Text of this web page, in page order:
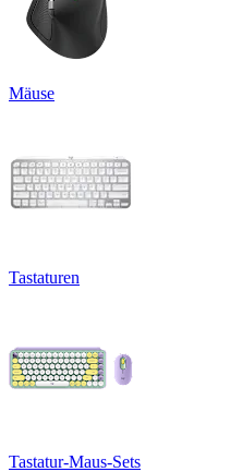
Mäuse
Tastaturen
Tastatur-Maus-Sets